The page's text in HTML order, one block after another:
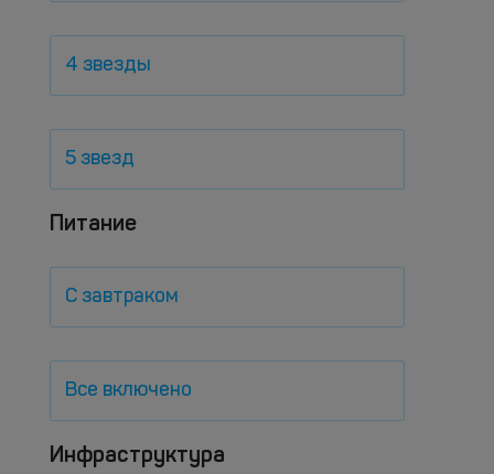
4 звезды
5 звезд
Питание
С завтраком
Все включено
Инфраструктура